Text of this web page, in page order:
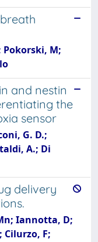
Pokorski, M;
and nestin
the
sensor
G. D.;
A.; Di
delivery
Iannotta, D;
Cilurzo, F;